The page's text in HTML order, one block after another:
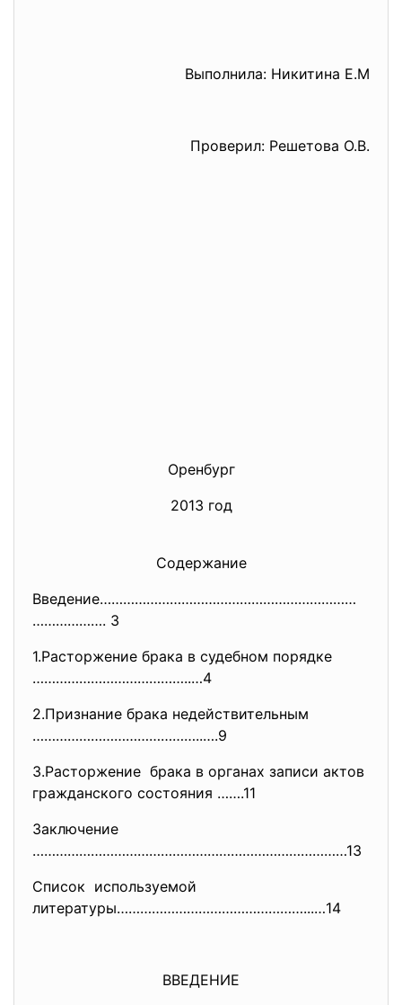
Выполнила: Никитина Е.М
Проверил: Решетова О.В.
Оренбург
2013 год
Содержание
Введение…………………………………………………………
………………. 3
1.Расторжение брака в судебном порядке
…………………………………..…4
2.Признание брака недействительным
……………………………………..….9
3.Расторжение брака в органах записи актов
гражданского состояния …….11
Заключение
………………………………………………………………………13
Список используемой
литературы…………………………………………...…14
ВВЕДЕНИЕ